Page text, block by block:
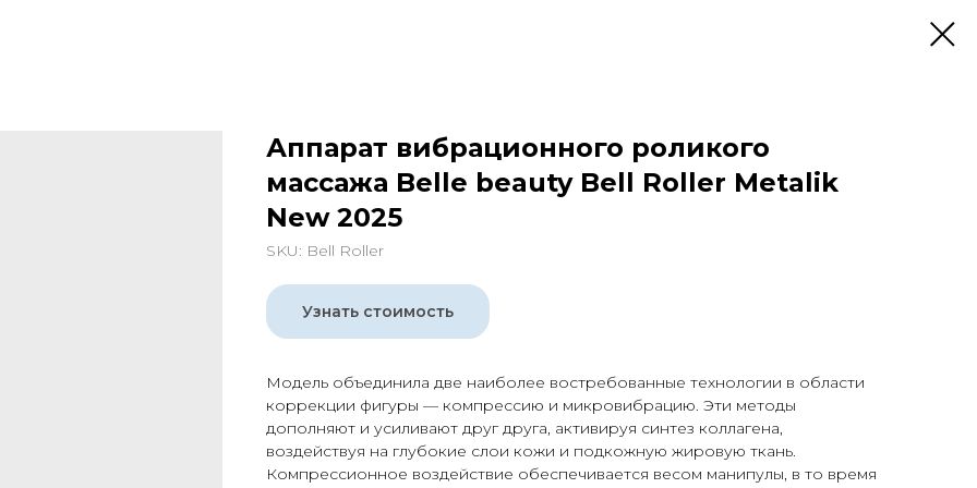
Аппарат вибрационного роликого
массажа Belle beauty Bell Roller Metalik
New 2025
SKU: Bell Roller
Узнать стоимость
Модель объединила две наиболее востребованные технологии в области
коррекции фигуры — компрессию и микровибрацию. Эти методы
дополняют и усиливают друг друга, активируя синтез коллагена,
воздействуя на глубокие слои кожи и подкожную жировую ткань.
Компрессионное воздействие обеспечивается весом манипулы, в то время